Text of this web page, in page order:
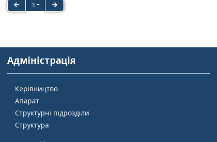
3
Адміністрація
Керівництво
Апарат
Структурні підрозділи
Структура